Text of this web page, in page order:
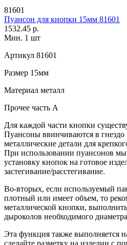
81601
Пуансон для кнопки 15мм 81601
1532.45 р.
Мин. 1 шт
Артикул 81601
Размер 15мм
Материал металл
Прочее часть A
Для каждой части кнопки
Пуансоны ввинчиваются в гнездо
металлические детали для
При использовании пуансонов
установку кнопок на готовое
застегивание/расстегивание.
Во-вторых, если используемый
плотный или имеет объем, то
металлической кнопки,
дыроколов необходимого
Эта функция также выполняется
сделайте разметку на изделии с